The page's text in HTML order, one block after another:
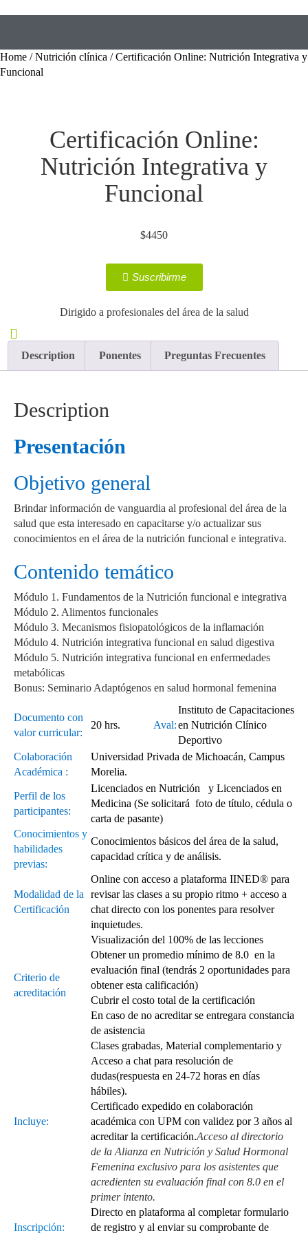
Home /Nutrición clínica / Certificación Online: Nutrición Integrativa y
Funcional
Certificación Online:
Nutrición Integrativa y
Funcional
$4450
Suscribirme
Dirigido a profesionales del área de la salud
Description Ponentes Preguntas Frecuentes
Description
Presentación
Objetivo general
Brindar información de vanguardia al profesional del área de la
salud que esta interesado en capacitarse y/o actualizar sus
conocimientos en el área de la nutrición funcional e integrativa.
Contenido temático
Módulo 1. Fundamentos de la Nutrición funcional e integrativa
Módulo 2. Alimentos funcionales
Módulo 3. Mecanismos fisiopatológicos de la inflamación
Módulo 4. Nutrición integrativa funcional en salud digestiva
Módulo 5. Nutrición integrativa funcional en enfermedades
metabólicas
Bonus: Seminario Adaptógenos en salud hormonal femenina
Documento con
valor curricular:
20 hrs. Aval:
Instituto de Capacitaciones
en Nutrición Clínico
Deportivo
Colaboración
Académica :
Universidad Privada de Michoacán, Campus
Morelia.
Perfil de los
participantes:
Licenciados en Nutrición y Licenciados en
Medicina (Se solicitará foto de título, cédula o
carta de pasante)
Conocimientos y
habilidades
previas:
Conocimientos básicos del área de la salud,
capacidad crítica y de análisis.
Modalidad de la
Certificación
Online con acceso a plataforma IINED® para
revisar las clases a su propio ritmo + acceso a
chat directo con los ponentes para resolver
inquietudes.
Criterio de
acreditación
Visualización del 100% de las lecciones
Obtener un promedio mínimo de 8.0 en la
evaluación final (tendrás 2 oportunidades para
obtener esta calificación)
Cubrir el costo total de la certificación
En caso de no acreditar se entregara constancia
de asistencia
Incluye:
Clases grabadas, Material complementario y
Acceso a chat para resolución de
dudas(respuesta en 24-72 horas en días
hábiles).
Certificado expedido en colaboración
académica con UPM con validez por 3 años al
acreditar la certificación.Acceso al directorio
de la Alianza en Nutrición y Salud Hormonal
Femenina exclusivo para los asistentes que
acredienten su evaluación final con 8.0 en el
primer intento.
Inscripción:
Directo en plataforma al completar formulario
de registro y al enviar su comprobante de